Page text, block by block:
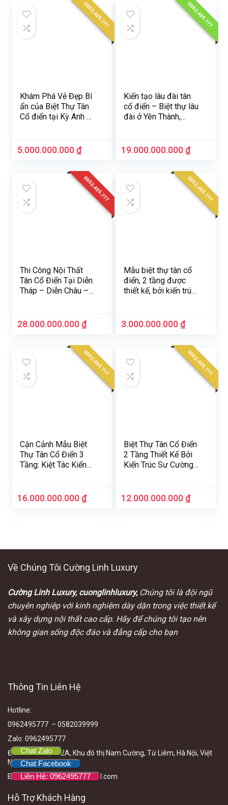
0962.495.777
Khám Phá Vẻ Đẹp Bí
ẩn của Biệt Thự Tân
Cổ điển tại Kỳ Anh Hà
5.000.000.000₫
0962.495.777
Kiến tạo lâu đài tân
cổ điển – Biệt thự lâu
đài ở Yên Thành,
19.000.000.000₫
0962.495.777
Thi Công Nội Thất
Tân Cổ Điển Tại Diễn
Tháp – Diễn Châu –
28.000.000.000₫
0962.495.777
Mẫu biệt thự tân cổ
điển, 2 tầng được
thiết kế, bởi kiến trúc
3.000.000.000₫
0962.495.777
Cận Cảnh Mẫu Biệt
Thự Tân Cổ Điển 3
Tầng: Kiệt Tác Kiến
Thanh Hoá
16.000.000.000₫
0962.495.777
Biệt Thự Tân Cổ Điển
2 Tầng Thiết Kế Bởi
Kiến Trúc Sư Cường
12.000.000.000₫
Về Chúng Tôi Cường Linh Luxury
Cường Linh Luxury, cuonglinhluxury, Chúng tôi là đội ngũ
chuyên nghiệp với kinh nghiệm dày dặn trong việc thiết kế
và xây dựng nội thất cao cấp. Hãy để chúng tôi tạo nên
không gian sống độc đáo và đẳng cấp cho bạn
Thông Tin Liên Hệ
Hotline:
0962495777 – 0582039999
Zalo: 0962495777
Địa chỉ:P903, CT2A, Khu đô thị Nam Cường, Từ Liêm, Hà Nội, Việt
Nam
Email:cuonglinhluxury@gmail.com
Hỗ Trợ Khách Hàng
Chat Zalo
Chat Facebook
Liên Hệ: 0962495777